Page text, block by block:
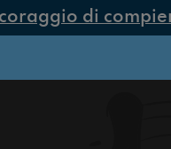
di